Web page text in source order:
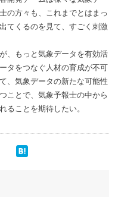
の方々も、これまでとはまっ
てくるのを見て、すごく刺激
、もっと気象データを有効活
タをつなぐ人材の育成が不可
、気象データの新たな可能性
ことで、気象予報士の中から
ることを期待したい。